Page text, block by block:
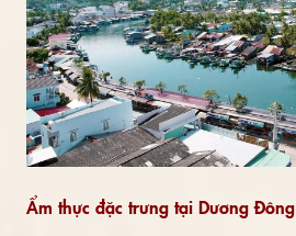
Ẩm thực đặc trưng tại Dương Đông